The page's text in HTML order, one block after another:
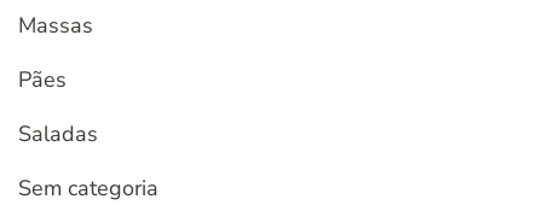
Massas
Pães
Saladas
Sem categoria